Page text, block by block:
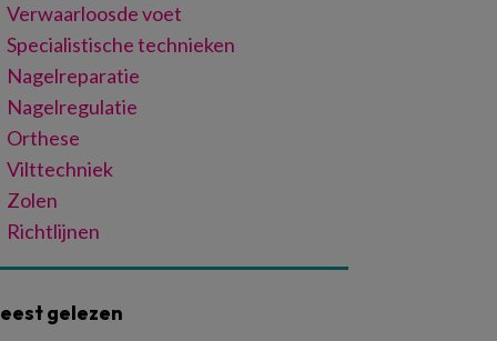
Verwaarloosde voet
Specialistische technieken
Nagelreparatie
Nagelregulatie
Orthese
Vilttechniek
Zolen
Richtlijnen
gelezen